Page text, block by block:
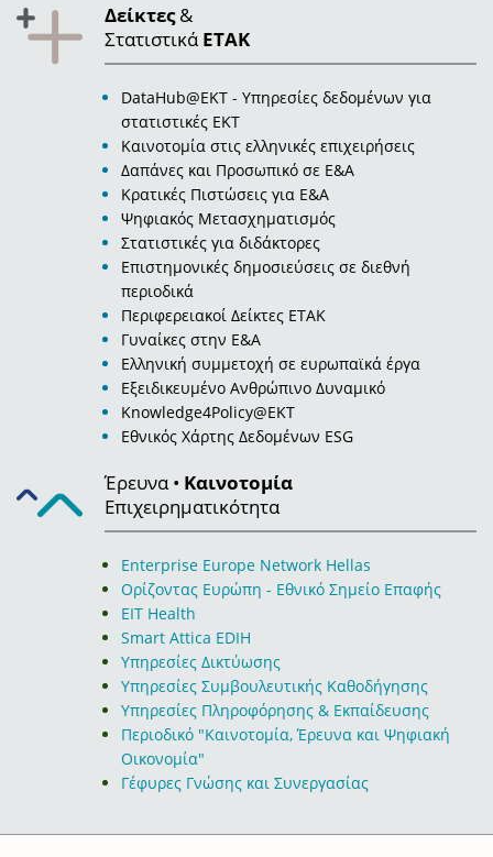
Δείκτες&
ΣτατιστικάΕΤΑΚ
DataHub@EKT - Υπηρεσίες δεδομένων για
στατιστικές ΕΚΤ
Καινοτομία στις ελληνικές επιχειρήσεις
Δαπάνες και Προσωπικό σε Ε&Α
Κρατικές Πιστώσεις για Ε&Α
Ψηφιακός Μετασχηματισμός
Στατιστικές για διδάκτορες
Επιστημονικές δημοσιεύσεις σε διεθνή
περιοδικά
Περιφερειακοί Δείκτες ΕΤΑΚ
Γυναίκες στην Ε&Α
Ελληνική συμμετοχή σε ευρωπαϊκά έργα
Εξειδικευμένο Ανθρώπινο Δυναμικό
Knowledge4Policy@EKT
Εθνικός Χάρτης Δεδομένων ESG
Έρευνα • Καινοτομία
Επιχειρηματικότητα
Εnterprise Europe Network Hellas
Ορίζοντας Ευρώπη - Εθνικό Σημείο Επαφής
EIT Health
Smart Attica EDIH
Υπηρεσίες Δικτύωσης
Υπηρεσίες Συμβουλευτικής Καθοδήγησης
Υπηρεσίες Πληροφόρησης & Εκπαίδευσης
Περιοδικό "Καινοτομία, Έρευνα και Ψηφιακή
Οικονομία"
Γέφυρες Γνώσης και Συνεργασίας